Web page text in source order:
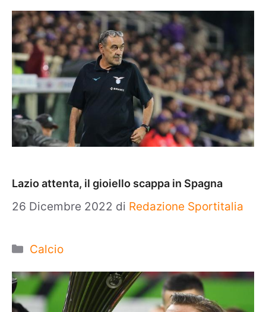
Lazio attenta, il gioiello scappa in Spagna
26 Dicembre 2022 di Redazione Sportitalia
Categorie
Calcio